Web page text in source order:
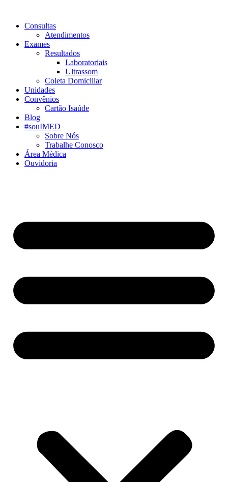
Consultas
Atendimentos
Exames
Resultados
Laboratoriais
Ultrassom
Coleta Domiciliar
Unidades
Convênios
Cartão Isaúde
Blog
#souIMED
Sobre Nós
Trabalhe Conosco
Área Médica
Ouvidoria